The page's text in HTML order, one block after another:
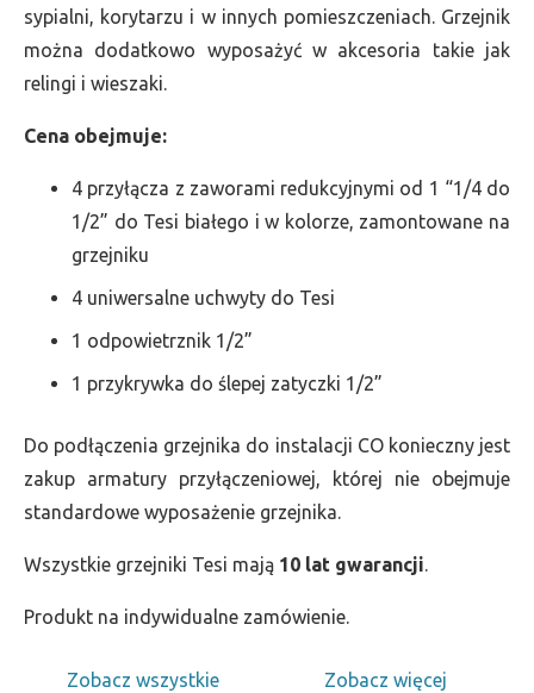
sypialni, korytarzu i w innych pomieszczeniach. Grzejnik
można dodatkowo wyposażyć w akcesoria takie jak
relingi i wieszaki.
Cena obejmuje:
4 przyłącza z zaworami redukcyjnymi od 1 “1/4 do
1/2” do Tesi białego i w kolorze, zamontowane na
grzejniku
4 uniwersalne uchwyty do Tesi
1 odpowietrznik 1/2”
1 przykrywka do ślepej zatyczki 1/2”
Do podłączenia grzejnika do instalacji CO konieczny jest
zakup armatury przyłączeniowej, której nie obejmuje
standardowe wyposażenie grzejnika.
Wszystkie grzejniki Tesi mają 10 lat gwarancji.
Produkt na indywidualne zamówienie.
Zobacz wszystkie
Zobacz więcej